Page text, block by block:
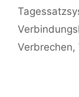
Verbrechen,